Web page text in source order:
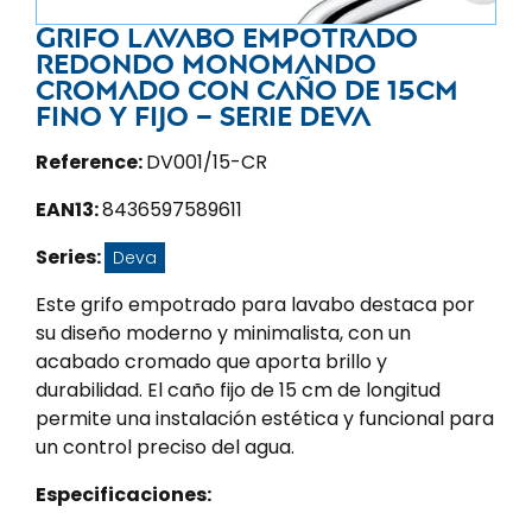
Grifo lavabo empotrado
redondo monomando
cromado con caño de 15CM
fino y fijo – Serie Deva
Reference:DV001/15-CR
EAN13:8436597589611
Series: Deva
Este grifo empotrado para lavabo destaca por
su diseño moderno y minimalista, con un
acabado cromado que aporta brillo y
durabilidad. El caño fijo de 15 cm de longitud
permite una instalación estética y funcional para
un control preciso del agua.
Especificaciones: